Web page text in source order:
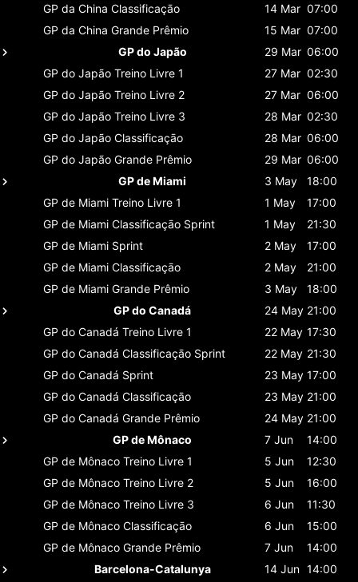
GP da China Classificaçāo 14 Mar 07:00
GP da China Grande Prêmio 15 Mar 07:00
GP do Japão
29 Mar 06:00
GP do Japão Treino Livre 1 27 Mar 02:30
GP do Japão Treino Livre 2 27 Mar 06:00
GP do Japão Treino Livre 3 28 Mar 02:30
GP do Japão Classificaçāo 28 Mar 06:00
GP do Japão Grande Prêmio 29 Mar 06:00
GP de Miami
3 May
18:00
GP de Miami Treino Livre 1 1 May
17:00
GP de Miami Classificaçāo Sprint 1 May
21:30
GP de Miami Sprint 2 May
17:00
GP de Miami Classificaçāo 2 May
21:00
GP de Miami Grande Prêmio 3 May
18:00
GP do Canadá
24 May 21:00
GP do Canadá Treino Livre 1 22 May 17:30
GP do Canadá Classificaçāo Sprint 22 May 21:30
GP do Canadá Sprint 23 May 17:00
GP do Canadá Classificaçāo 23 May 21:00
GP do Canadá Grande Prêmio 24 May 21:00
GP de Mônaco
7 Jun
14:00
GP de Mônaco Treino Livre 1 5 Jun
12:30
GP de Mônaco Treino Livre 2 5 Jun
16:00
GP de Mônaco Treino Livre 3 6 Jun
11:30
GP de Mônaco Classificaçāo 6 Jun
15:00
GP de Mônaco Grande Prêmio 7 Jun
14:00
Barcelona-Catalunya
14 Jun 14:00